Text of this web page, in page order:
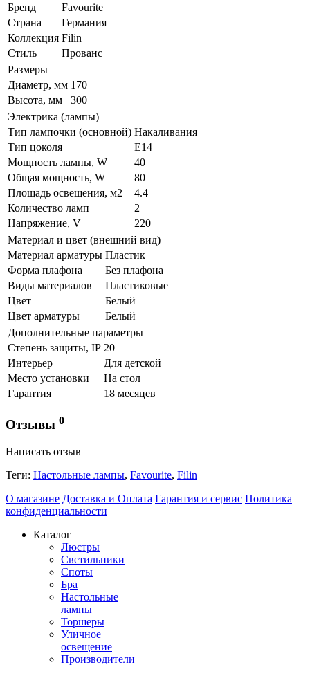
Бренд
Favourite
Страна
Германия
Коллекция Filin
Стиль
Прованс
Размеры
Диаметр, мм 170
Высота, мм
300
Электрика (лампы)
Тип лампочки (основной) Накаливания
Тип цоколя
E14
Мощность лампы, W
40
Общая мощность, W
80
Площадь освещения, м2
4.4
Количество ламп
2
Напряжение, V
220
Материал и цвет (внешний вид)
Материал арматуры Пластик
Форма плафона
Без плафона
Виды материалов
Пластиковые
Цвет
Белый
Цвет арматуры
Белый
Дополнительные параметры
Степень защиты, IP 20
Интерьер
Для детской
Место установки
На стол
Гарантия
18 месяцев
Отзывы 0
Написать отзыв
Теги: Настольные лампы, Favourite, Filin
О магазине Доставка и Оплата Гарантия и сервис Политика
конфиденциальности
Каталог
Люстры
Светильники
Споты
Бра
Настольные
лампы
Торшеры
Уличное
освещение
Производители